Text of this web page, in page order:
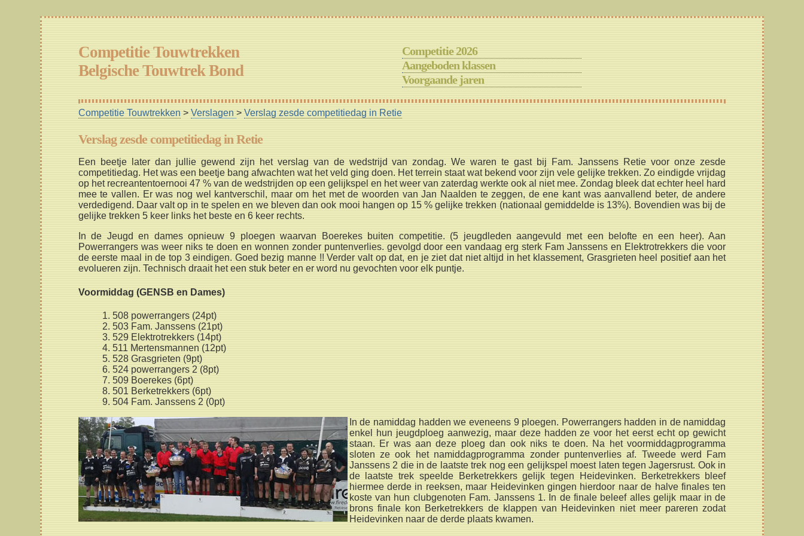
Competitie Touwtrekken
Belgische Touwtrek Bond
Competitie 2026
Aangeboden klassen
Voorgaande jaren
Competitie Touwtrekken > Verslagen > Verslag zesde competitiedag in Retie
Verslag zesde competitiedag in Retie
Een beetje later dan jullie gewend zijn het verslag van de wedstrijd van zondag. We waren te gast bij Fam. Janssens Retie voor onze zesde
competitiedag. Het was een beetje bang afwachten wat het veld ging doen. Het terrein staat wat bekend voor zijn vele gelijke trekken. Zo eindigde vrijdag
op het recreantentoernooi 47 % van de wedstrijden op een gelijkspel en het weer van zaterdag werkte ook al niet mee. Zondag bleek dat echter heel hard
mee te vallen. Er was nog wel kantverschil, maar om het met de woorden van Jan Naalden te zeggen, de ene kant was aanvallend beter, de andere
verdedigend. Daar valt op in te spelen en we bleven dan ook mooi hangen op 15 % gelijke trekken (nationaal gemiddelde is 13%). Bovendien was bij de
gelijke trekken 5 keer links het beste en 6 keer rechts.
In de Jeugd en dames opnieuw 9 ploegen waarvan Boerekes buiten competitie. (5 jeugdleden aangevuld met een belofte en een heer). Aan
Powerrangers was weer niks te doen en wonnen zonder puntenverlies. gevolgd door een vandaag erg sterk Fam Janssens en Elektrotrekkers die voor
de eerste maal in de top 3 eindigen. Goed bezig manne !! Verder valt op dat, en je ziet dat niet altijd in het klassement, Grasgrieten heel positief aan het
evolueren zijn. Technisch draait het een stuk beter en er word nu gevochten voor elk puntje.
Voormiddag (GENSB en Dames)
508 powerrangers (24pt)
503 Fam. Janssens (21pt)
529 Elektrotrekkers (14pt)
511 Mertensmannen (12pt)
528 Grasgrieten (9pt)
524 powerrangers 2 (8pt)
509 Boerekes (6pt)
501 Berketrekkers (6pt)
504 Fam. Janssens 2 (0pt)
In de namiddag hadden we eveneens 9 ploegen. Powerrangers hadden in de namiddag
enkel hun jeugdploeg aanwezig, maar deze hadden ze voor het eerst echt op gewicht
staan. Er was aan deze ploeg dan ook niks te doen. Na het voormiddagprogramma
sloten ze ook het namiddagprogramma zonder puntenverlies af. Tweede werd Fam
Janssens2 die in de laatste trek nog een gelijkspel moest laten tegen Jagersrust. Ook in
de laatste trek speelde Berketrekkers gelijk tegen Heidevinken. Berketrekkers bleef
hiermee derde in reeksen, maar Heidevinken gingen hierdoor naar de halve finales ten
koste van hun clubgenoten Fam. Janssens 1. In de finale beleef alles gelijk maar in de
brons finale kon Berketrekkers de klappen van Heidevinken niet meer pareren zodat
Heidevinken naar de derde plaats kwamen.